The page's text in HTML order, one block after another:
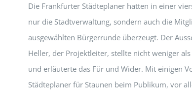
Die Frankfurter Städteplaner hatten in einer
nur die Stadtverwaltung, sondern auch die
ausgewählten Bürgerrunde überzeugt. Der
Heller, der Projektleiter, stellte nicht weniger
und erläuterte das Für und Wider. Mit einigen
Städteplaner für Staunen beim Publikum, vor